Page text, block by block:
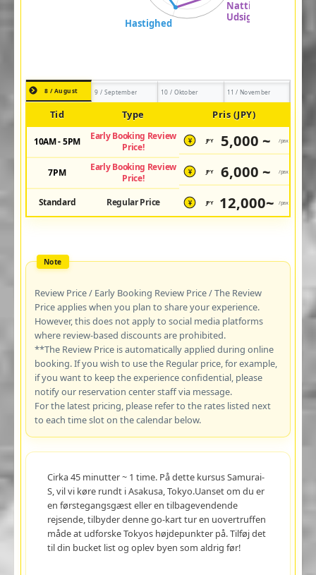
8 / August 9 / September 10 / Oktober 11 / November
Tid Type Pris (JPY)
10AM - 5PM
Early Booking Review
Price!
¥ JPY 5,000 ~ /pax
7PM
Early Booking Review
Price!
¥ JPY 6,000 ~ /pax
Standard Regular Price ¥ JPY 12,000~ /pax
Review Price / Early Booking Review Price / The Review
Price applies when you plan to share your experience.
However, this does not apply to social media platforms
where review-based discounts are prohibited.
**The Review Price is automatically applied during online
booking. If you wish to use the Regular price, for example,
if you want to keep the experience confidential, please
notify our reservation center staff via message.
For the latest pricing, please refer to the rates listed next
to each time slot on the calendar below.
Cirka 45 minutter ~ 1 time. På dette kursus Samurai-
S, vil vi køre rundt i Asakusa, Tokyo.Uanset om du er
en førstegangsgæst eller en tilbagevendende
rejsende, tilbyder denne go-kart tur en uovertruffen
måde at udforske Tokyos højdepunkter på. Tilføj det
til din bucket list og oplev byen som aldrig før!